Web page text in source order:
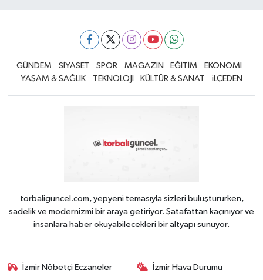
GÜNDEM SİYASET SPOR MAGAZİN EĞİTİM
EKONOMİ
YAŞAM & SAĞLIK
TEKNOLOJİ KÜLTÜR & SANAT iLÇEDEN
torbaliguncel.com, yepyeni temasıyla sizleri buluştururken,
sadelik ve modernizmi bir araya getiriyor. Şatafattan kaçınıyor ve
insanlara haber okuyabilecekleri bir altyapı sunuyor.
İzmir Nöbetçi Eczaneler İzmir Hava Durumu